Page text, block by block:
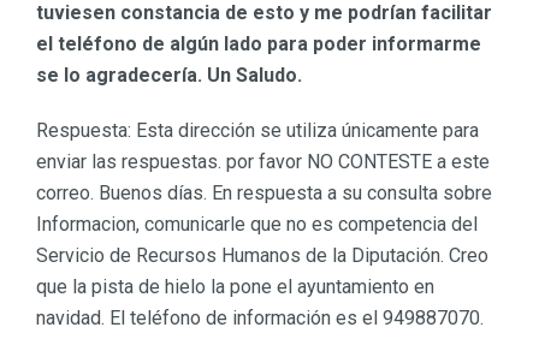
tuviesen constancia de esto y me podrían facilitar
el teléfono de algún lado para poder informarme
se lo agradecería. Un Saludo.
Respuesta: Esta dirección se utiliza únicamente para
enviar las respuestas. por favor NO CONTESTE a este
correo. Buenos días. En respuesta a su consulta sobre
Informacion, comunicarle que no es competencia del
Servicio de Recursos Humanos de la Diputación. Creo
que la pista de hielo la pone el ayuntamiento en
navidad. El teléfono de información es el 949887070.